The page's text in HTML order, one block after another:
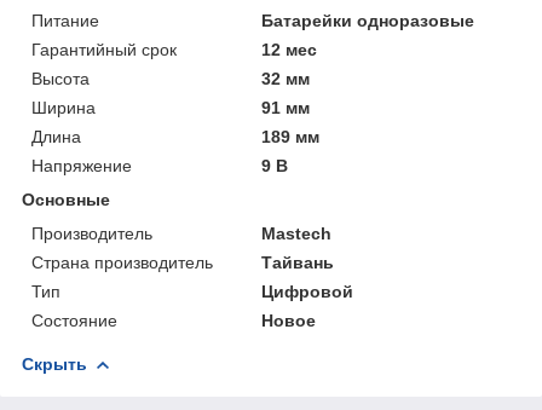
Питание
Батарейки одноразовые
Гарантийный срок
12 мес
Высота
32 мм
Ширина
91 мм
Длина
189 мм
Напряжение
9 В
Основные
Производитель
Mastech
Страна производитель
Тайвань
Тип
Цифровой
Состояние
Новое
Скрыть